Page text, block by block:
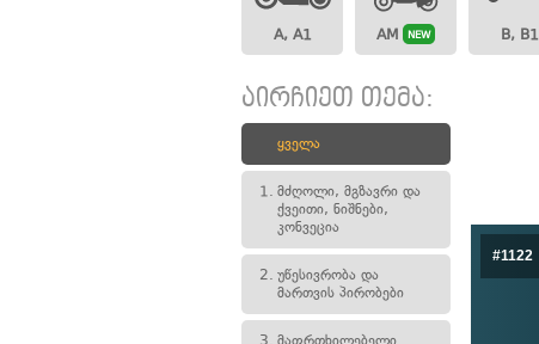
A, A1 AM NEW B, B1
აირჩიეთ თემა:
ყველა
1. მძღოლი, მგზავრი და
ქვეითი, ნიშნები,
კონვეცია
2. უწესივრობა და
მართვის პირობები
3. მაფრთხილებელი
#1122